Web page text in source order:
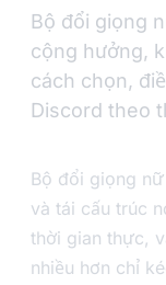
Bộ đổi giọng
cộng hưởng,
cách chọn,
Discord theo
Bộ đổi giọng
và tái cấu trúc
thời gian thực,
nhiều hơn chỉ